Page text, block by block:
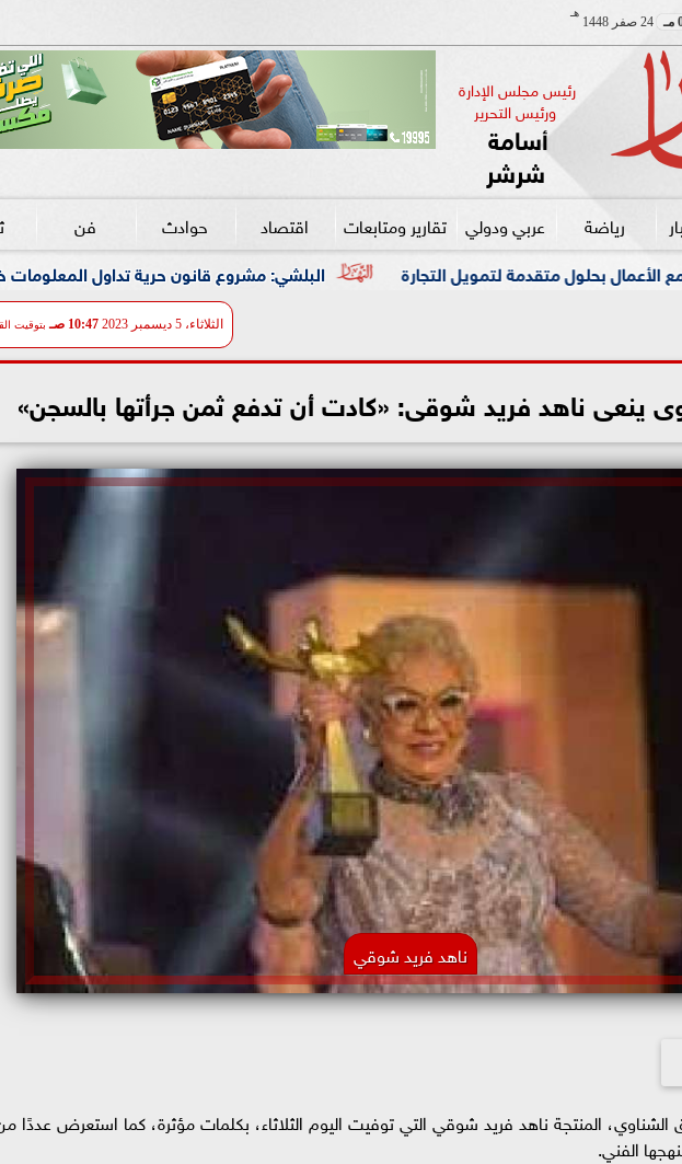
24 صفر 1448
هـ
رئيس مجلس الإدارة
ورئيس التحرير
أسامة
شرشر
رياضة عربي ودولي تقارير ومتابعات اقتصاد حوادث فن
البلشي: مشروع قانون حرية تداول المعلومات خطوة مهمة لتمويل التجارة
الثلاثاء، 5 ديسمبر 2023 10:47 صـ بتوقيت
ينعى ناهد فريد شوقى: «كادت أن تدفع ثمن جرأتها بالسجن»
ناهد فريد شوقي
الشناوي، المنتجة ناهد فريد شوقي التي توفيت اليوم الثلاثاء، بكلمات مؤثرة، كما استعرض عددًا
الفني.